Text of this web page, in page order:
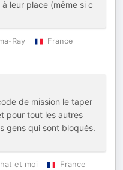
leur place (même si c
Ray
France
de mission le taper
pour tout les autres
gens qui sont bloqués.
et moi
France